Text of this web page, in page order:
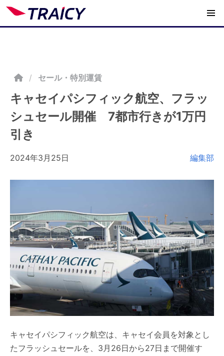
/ セール・特別運賃
キャセイパシフィック航空、フラッ
シュセール開催 7都市行きが1万円
引き
2024年3月25日 編集部
キャセイパシフィック航空は、キャセイ会員を対象とし
たフラッシュセールを、3月26日から27日まで開催す